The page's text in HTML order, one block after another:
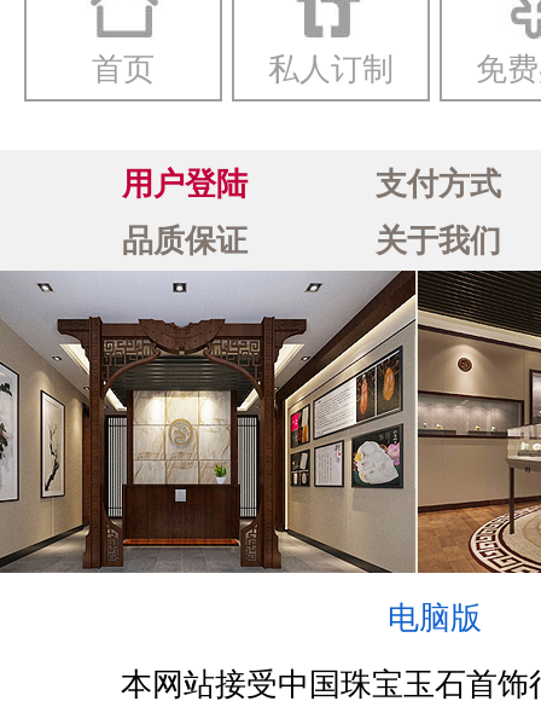
首页 私人订制 免
用户登陆
支付方式
品质保证
关于我们
电脑版
本网站接受中国珠宝玉石首饰